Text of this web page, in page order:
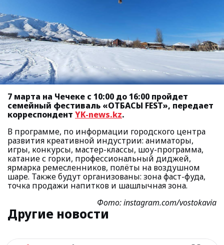
7 марта на Чечеке с 10:00 до 16:00 пройдет
семейный фестиваль «ОТБАСЫ FEST», передает
корреспондент YK-news.kz.
В программе, по информации городского центра
развития креативной индустрии: аниматоры,
игры, конкурсы, мастер-классы, шоу-программа,
катание с горки, профессиональный диджей,
ярмарка ремесленников, полёты на воздушном
шаре. Также будут организованы: зона фаст-фуда,
точка продажи напитков и шашлычная зона.
Фото: instagram.com/vostokavia
Другие новости